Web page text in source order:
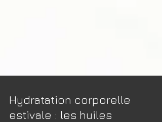
Hydratation corporelle